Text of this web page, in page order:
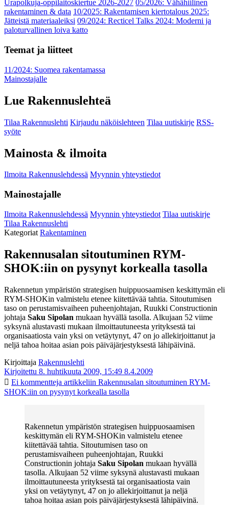
Urapolkuja-oppilaitoskiertue 2026-2027 05/2026: Vähähiilinen
rakentaminen & data 10/2025: Rakentamisen kiertotalous 2025:
Jätteistä materiaaleiksi 09/2024: Recticel Talks 2024: Moderni ja
paloturvallinen loiva katto
Teemat ja liitteet
11/2024: Suomea rakentamassa
Mainostajalle
Lue Rakennuslehteä
Tilaa Rakennuslehti Kirjaudu näköislehteen Tilaa uutiskirje RSS-
syöte
Mainosta & ilmoita
Ilmoita Rakennuslehdessä Myynnin yhteystiedot
Mainostajalle
Ilmoita Rakennuslehdessä Myynnin yhteystiedot Tilaa uutiskirje
Tilaa Rakennuslehti
Kategoriat Rakentaminen
Rakennusalan sitoutuminen RYM-
SHOK:iin on pysynyt korkealla tasolla
Rakennetun ympäristön strategisen huippuosaamisen keskittymän eli
RYM-SHOKin valmistelu etenee kiitettävää tahtia. Sitoutumisen
taso on perustamisvaiheen puheenjohtajan, Ruukki Constructionin
johtaja Saku Sipolan mukaan hyvällä tasolla. Alkujaan 52 viime
syksynä alustavasti mukaan ilmoittautuneesta yrityksestä tai
organisaatiosta vain yksi on vetäytynyt, 47 on jo allekirjoittanut ja
neljä tahoa hoitaa asian pois päiväjärjestyksestä lähipäivinä.
Kirjoittaja Rakennuslehti
Kirjoitettu 8. huhtikuuta 2009, 15:49 8.4.2009
Ei kommentteja artikkeliin Rakennusalan sitoutuminen RYM-
SHOK:iin on pysynyt korkealla tasolla
Rakennetun ympäristön strategisen huippuosaamisen
keskittymän eli RYM-SHOKin valmistelu etenee
kiitettävää tahtia. Sitoutumisen taso on
perustamisvaiheen puheenjohtajan, Ruukki
Constructionin johtaja Saku Sipolan mukaan hyvällä
tasolla. Alkujaan 52 viime syksynä alustavasti mukaan
ilmoittautuneesta yrityksestä tai organisaatiosta vain
yksi on vetäytynyt, 47 on jo allekirjoittanut ja neljä
tahoa hoitaa asian pois päiväjärjestyksestä lähipäivinä.